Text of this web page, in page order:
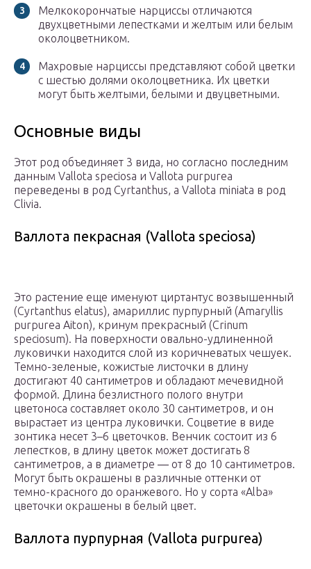
Мелкокорончатые нарциссы отличаются
двухцветными лепестками и желтым или белым
околоцветником.
Махровые нарциссы представляют собой цветки
с шестью долями околоцветника. Их цветки
могут быть желтыми, белыми и двуцветными.
Основные виды
Этот род объединяет 3 вида, но согласно последним
данным Vallota speciosa и Vallota purpurea
переведены в род Cyrtanthus, а Vallota miniata в род
Clivia.
Валлота пекрасная (Vallota speciosa)
Это растение еще именуют циртантус возвышенный
(Cyrtanthus elatus), амариллис пурпурный (Amaryllis
purpurea Aiton), кринум прекрасный (Crinum
speciosum). На поверхности овально-удлиненной
луковички находится слой из коричневатых чешуек.
Темно-зеленые, кожистые листочки в длину
достигают 40 сантиметров и обладают мечевидной
формой. Длина безлистного полого внутри
цветоноса составляет около 30 сантиметров, и он
вырастает из центра луковички. Соцветие в виде
зонтика несет 3–6 цветочков. Венчик состоит из 6
лепестков, в длину цветок может достигать 8
сантиметров, а в диаметре ― от 8 до 10 сантиметров.
Могут быть окрашены в различные оттенки от
темно-красного до оранжевого. Но у сорта «Alba»
цветочки окрашены в белый цвет.
Валлота пурпурная (Vallota purpurea)